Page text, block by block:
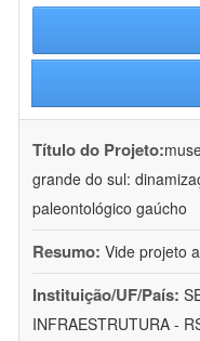
Título do Projeto:
grande do sul:
paleontológico gaúcho
Resumo: Vide projeto
Instituição/UF/País:
INFRAESTRUTURA -